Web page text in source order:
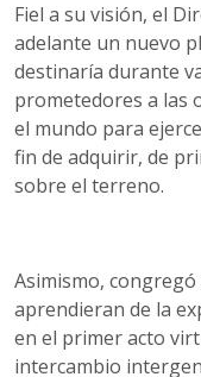
Fiel a su visión, el
adelante un nuevo
destinaría durante
prometedores a las
el mundo para
fin de adquirir, de
sobre el terreno.
Asimismo,
aprendieran de la
en el primer acto
intercambio